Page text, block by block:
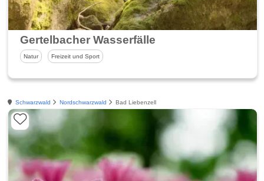
Gertelbacher Wasserfälle
Natur Freizeit und Sport
Schwarzwald Nordschwarzwald Bad Liebenzell